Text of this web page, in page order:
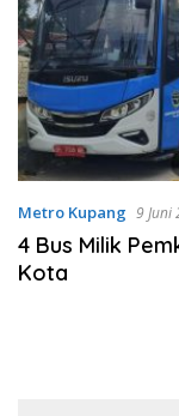
Metro Kupang 9 Juni
4 Bus Milik
Kota